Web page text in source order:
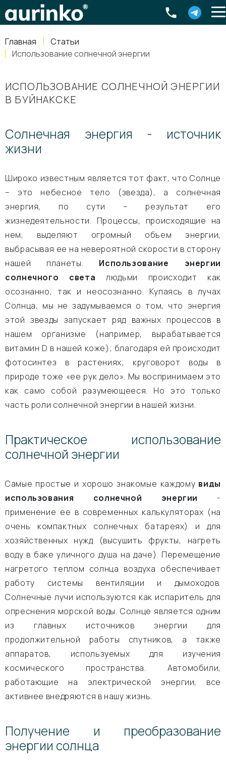
Главная
Статьи
Использование солнечной энергии
ИСПОЛЬЗОВАНИЕ СОЛНЕЧНОЙ ЭНЕРГИИ
В БУЙНАКСКЕ
Солнечная энергия - источник
жизни
Широко известным является тот факт, что Солнце
– это небесное тело (звезда), а солнечная
энергия, по сути – результат его
жизнедеятельности. Процессы, происходящие на
нем, выделяют огромный объем энергии,
выбрасывая ее на невероятной скорости в сторону
нашей планеты. Использование энергии
солнечного света людьми происходит как
осознанно, так и неосознанно. Купаясь в лучах
Солнца, мы не задумываемся о том, что энергия
этой звезды запускает ряд важных процессов в
нашем организме (например, вырабатывается
витамин D в нашей коже); благодаря ей происходит
фотосинтез в растениях; круговорот воды в
природе тоже «ее рук дело». Мы воспринимаем это
как само собой разумеющееся. Но это только
часть роли солнечной энергии в нашей жизни.
Практическое использование
солнечной энергии
Самые простые и хорошо знакомые каждому виды
использования солнечной энергии -
применение ее в современных калькуляторах (на
очень компактных солнечных батареях) и для
хозяйственных нужд (высушить фрукты, нагреть
воду в баке уличного душа на даче). Перемещение
нагретого теплом солнца воздуха обеспечивает
работу системы вентиляции и дымоходов.
Солнечные лучи используются как испаритель для
опреснения морской воды. Солнце является одним
из главных источников энергии для
продолжительной работы спутников, а также
аппаратов, используемых для изучения
космического пространства. Автомобили,
работающие на электрической энергии, все
активнее внедряются в нашу жизнь.
Получение и преобразование
энергии солнца
Россия, Свердловская область Екатеринбург ,
8-800-770-79-40